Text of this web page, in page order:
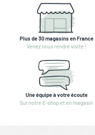
Plus de 30 magasins en France
Venez nous rendre visite !
Une équipe à votre écoute
Sur notre E-shop et en magasin